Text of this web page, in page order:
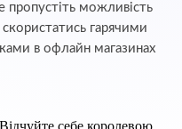
можливість
гарячими
в офлайн магазинах